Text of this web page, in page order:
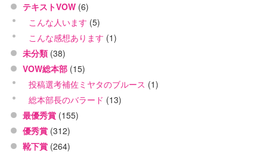
テキストVOW (6)
こんな人います (5)
こんな感想あります (1)
未分類 (38)
VOW総本部 (15)
投稿選考補佐ミヤタのブルース (1)
総本部長のバラード (13)
最優秀賞 (155)
優秀賞 (312)
靴下賞 (264)